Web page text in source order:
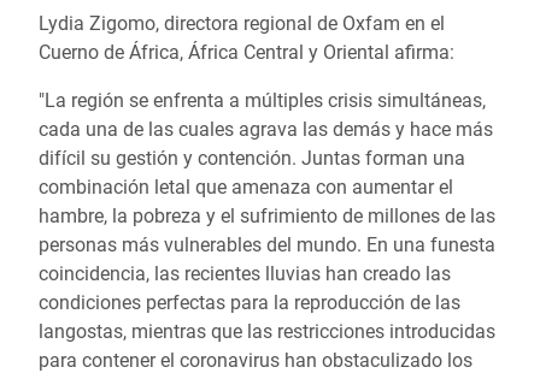
Lydia Zigomo, directora regional de Oxfam en el
Cuerno de África, África Central y Oriental afirma:
"La región se enfrenta a múltiples crisis simultáneas,
cada una de las cuales agrava las demás y hace más
difícil su gestión y contención. Juntas forman una
combinación letal que amenaza con aumentar el
hambre, la pobreza y el sufrimiento de millones de las
personas más vulnerables del mundo. En una funesta
coincidencia, las recientes lluvias han creado las
condiciones perfectas para la reproducción de las
langostas, mientras que las restricciones introducidas
para contener el coronavirus han obstaculizado los